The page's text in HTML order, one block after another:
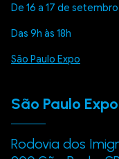
De 16 a 17 de setembro
Das 9h às 18h
São Paulo Expo
São Paulo Expo
Rodovia dos